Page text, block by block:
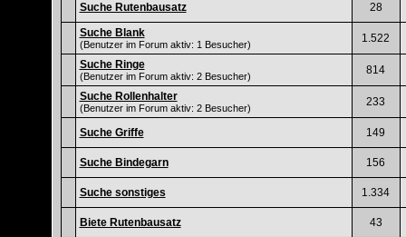
Suche Rutenbausatz
28
Suche Blank
(Benutzer im Forum aktiv: 1 Besucher) 1.522
Suche Ringe
(Benutzer im Forum aktiv: 2 Besucher) 814
Suche Rollenhalter
(Benutzer im Forum aktiv: 2 Besucher) 233
Suche Griffe 149
Suche Bindegarn 156
Suche sonstiges 1.334
Biete Rutenbausatz
43